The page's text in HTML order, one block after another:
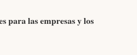
para las empresas y los